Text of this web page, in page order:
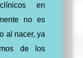
en
no es
al nacer, ya
de los